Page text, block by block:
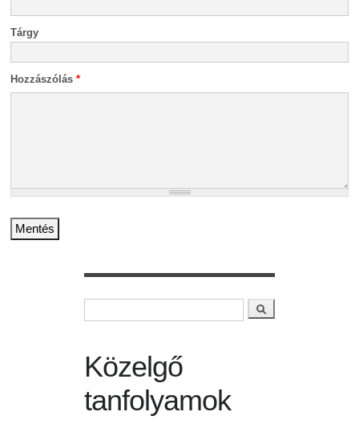
Tárgy
Hozzászólás*
Keresés
Közelgő
tanfolyamok